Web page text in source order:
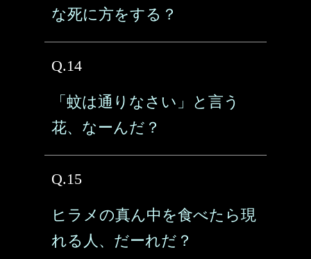
な死に方をする？
Q.14
「蚊は通りなさい」と言う
花、なーんだ？
Q.15
ヒラメの真ん中を食べたら現
れる人、だーれだ？